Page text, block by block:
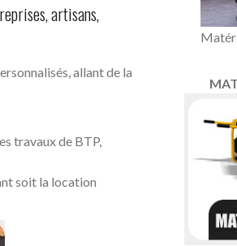
artisans,
allant de la
travaux de BTP,
soit la location